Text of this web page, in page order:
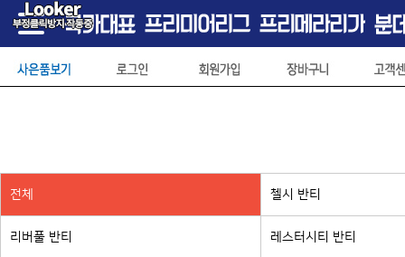
전체 첼시 반티
리버풀 반티 레스터시티 반티